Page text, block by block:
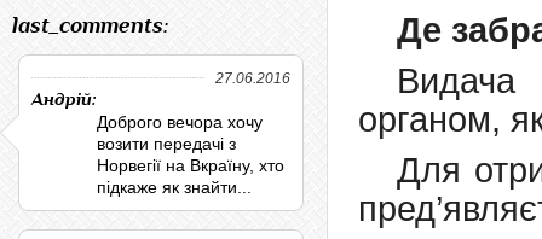
Де
Видача
органом,
Для
last_comments:
27.06.2016
Андрій:
Доброго вечора хочу
возити передачі з
Норвегії на Вкраїну, хто
підкаже як знайти...